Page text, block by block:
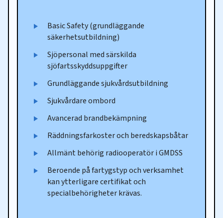
Basic Safety (grundläggande
säkerhetsutbildning)
Sjöpersonal med särskilda
sjöfartsskyddsuppgifter
Grundläggande sjukvårdsutbildning
Sjukvårdare ombord
Avancerad brandbekämpning
Räddningsfarkoster och beredskapsbåtar
Allmänt behörig radiooperatör i GMDSS
Beroende på fartygstyp och verksamhet
kan ytterligare certifikat och
specialbehörigheter krävas.